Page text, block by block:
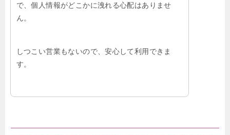
で、個人情報がどこかに洩れる心配はありませ
ん。
しつこい営業もないので、安心して利用できま
す。